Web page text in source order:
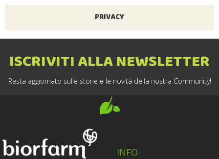
PRIVACY
ISCRIVITI ALLA NEWSLETTER
Resta aggiornato sulle storie e le novità della nostra Community!
INFO